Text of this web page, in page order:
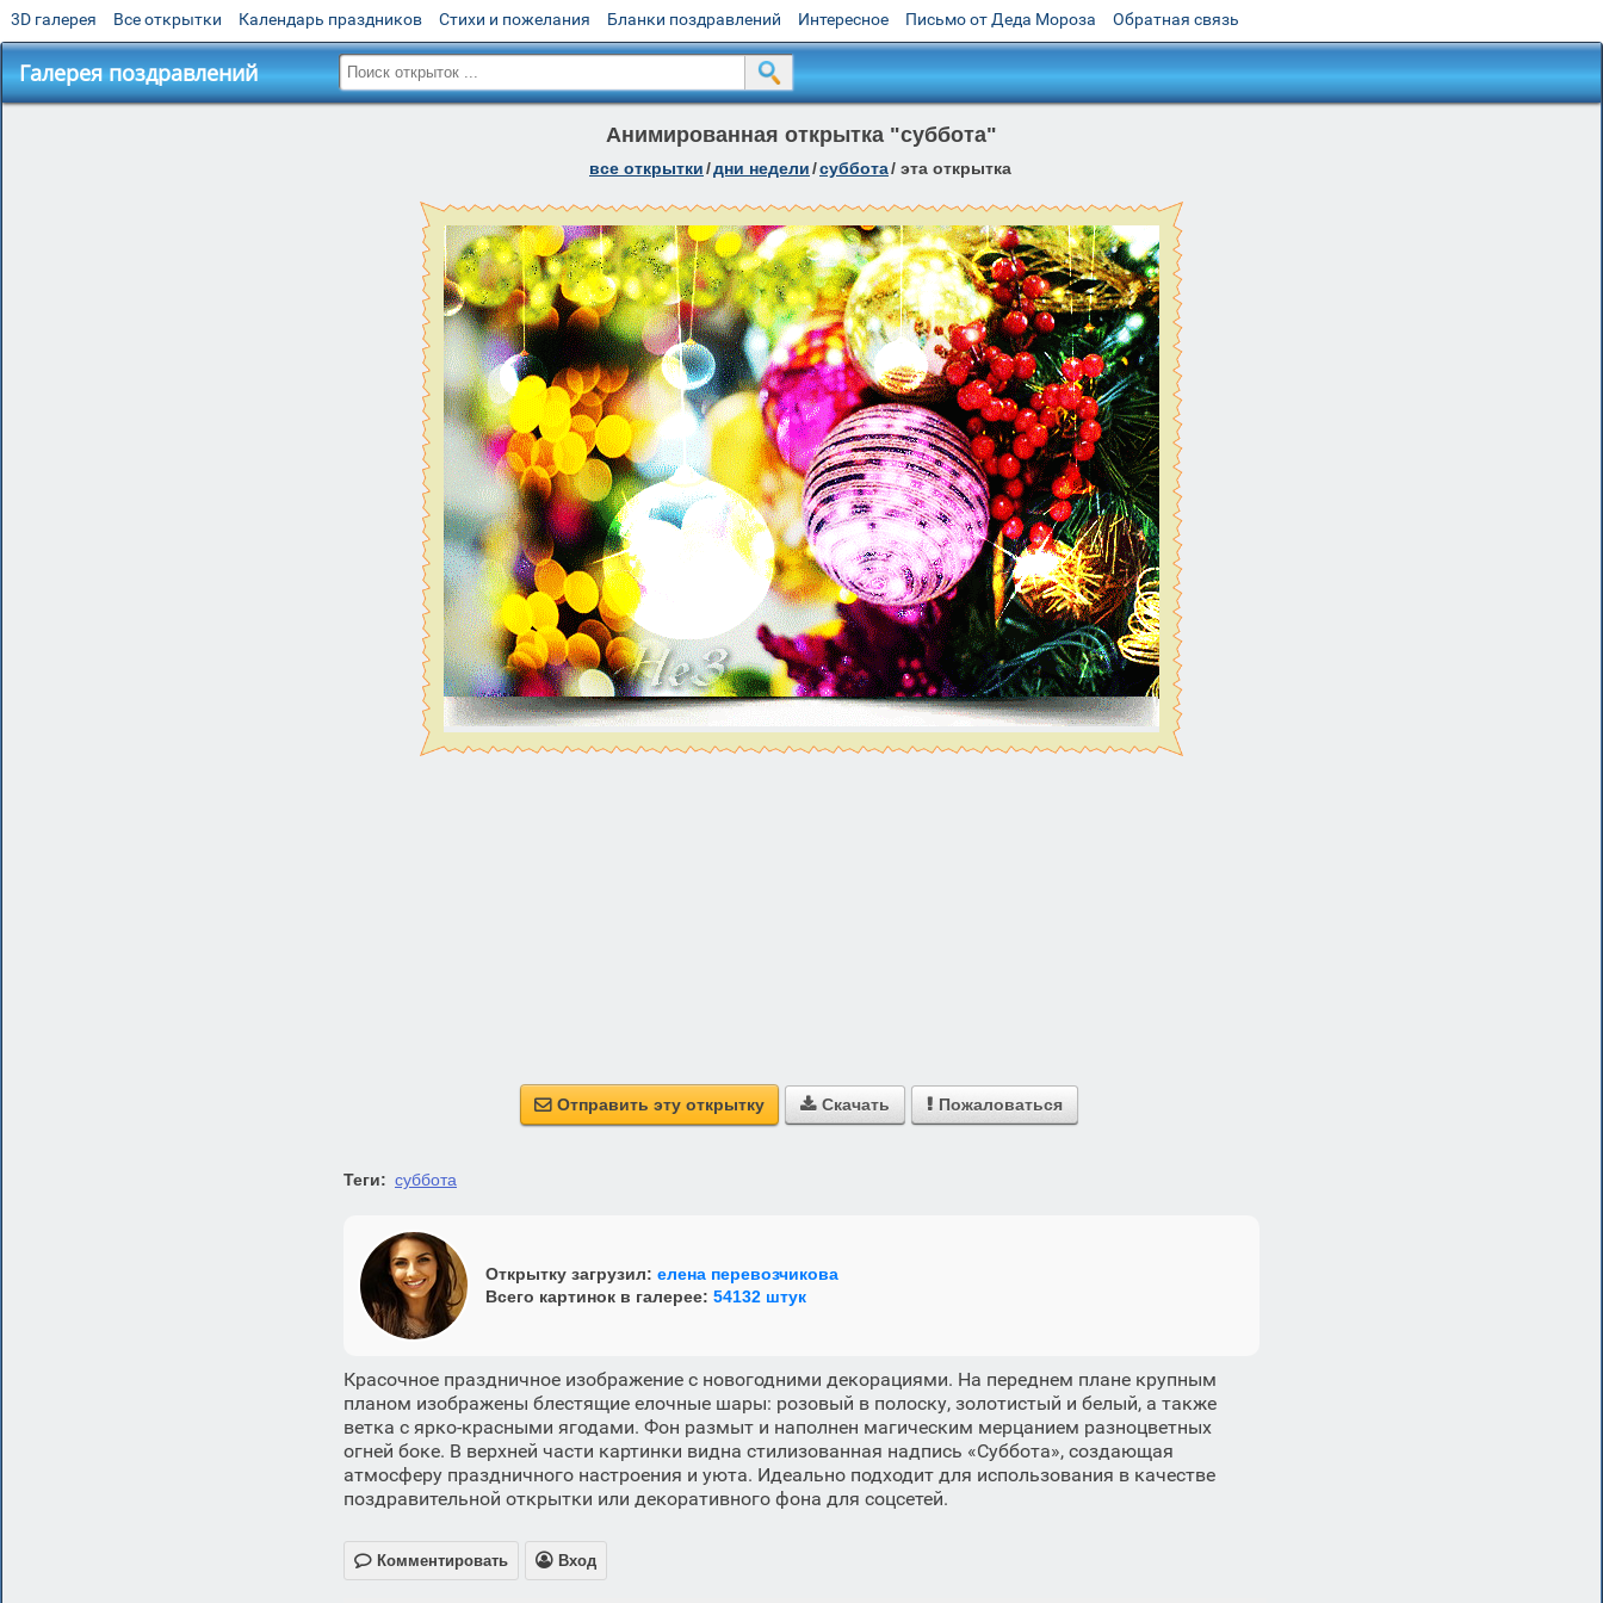
3D галерея Все открытки Календарь праздников Стихи и пожелания Бланки поздравлений Интересное Письмо от Деда Мороза Обратная связь
Галерея поздравлений
Анимированная открытка "суббота"
все открытки/дни недели/суббота/ эта открытка
 Отправить эту открытку  Скачать  Пожаловаться
Теги: суббота
Открытку загрузил: елена перевозчикова
Всего картинок в галерее: 54132 штук
Красочное праздничное изображение с новогодними декорациями. На переднем плане крупным
планом изображены блестящие елочные шары: розовый в полоску, золотистый и белый, а также
ветка с ярко-красными ягодами. Фон размыт и наполнен магическим мерцанием разноцветных
огней боке. В верхней части картинки видна стилизованная надпись «Суббота», создающая
атмосферу праздничного настроения и уюта. Идеально подходит для использования в качестве
поздравительной открытки или декоративного фона для соцсетей.
 Комментировать  Вход